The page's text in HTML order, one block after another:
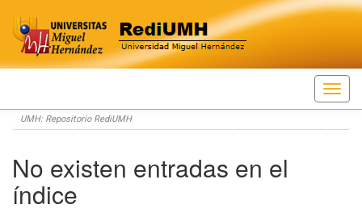
Skip
navigation
UMH: Repositorio RediUMH
No existen entradas en el
índice